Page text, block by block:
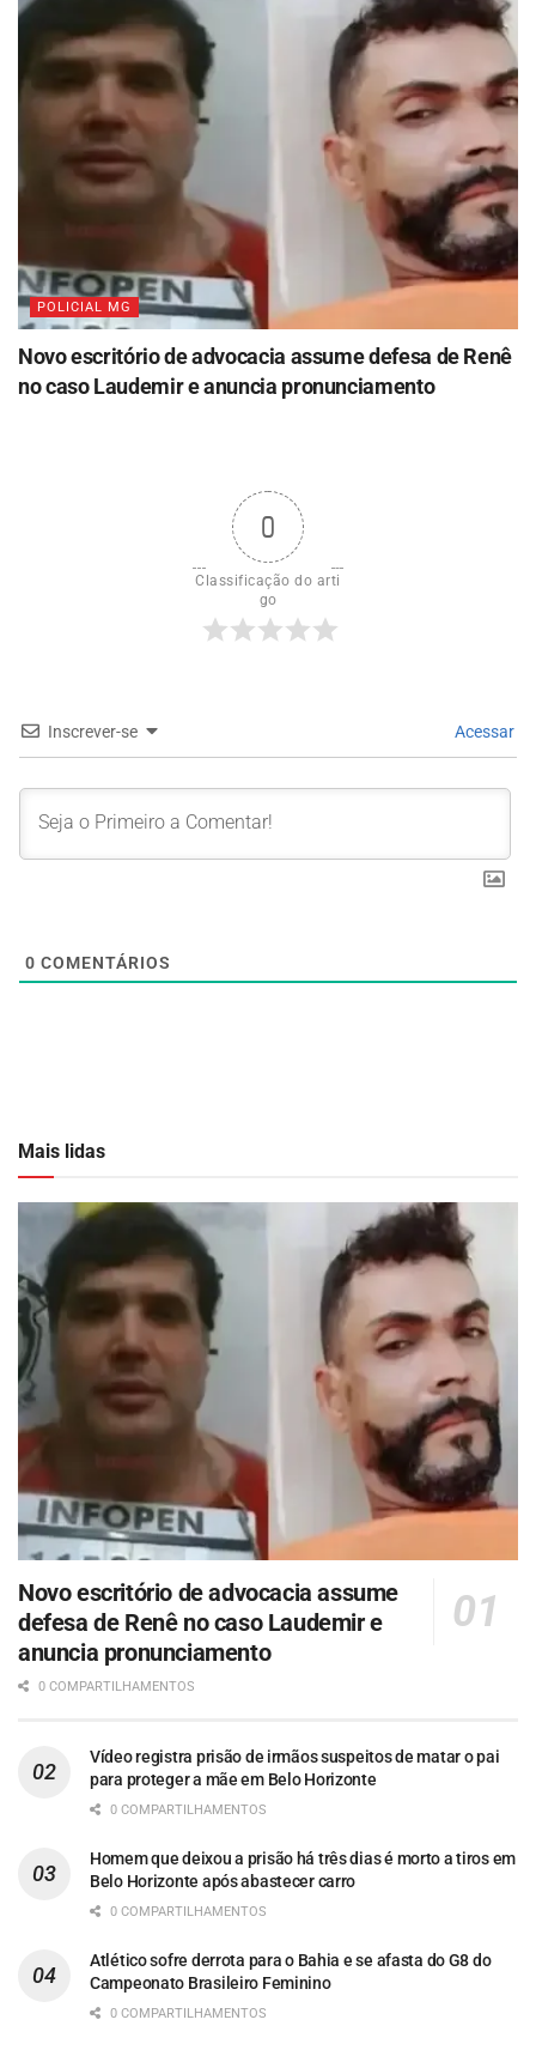
POLICIAL MG
Novo escritório de advocacia assume defesa de Renê
no caso Laudemir e anuncia pronunciamento
0
Classificação do arti
go
Inscrever-se Acessar
0 COMENTÁRIOS
Mais lidas
Novo escritório de advocacia assume
defesa de Renê no caso Laudemir e
anuncia pronunciamento
0 COMPARTILHAMENTOS
Vídeo registra prisão de irmãos suspeitos de matar o pai
para proteger a mãe em Belo Horizonte
0 COMPARTILHAMENTOS
Homem que deixou a prisão há três dias é morto a tiros em
Belo Horizonte após abastecer carro
0 COMPARTILHAMENTOS
Atlético sofre derrota para o Bahia e se afasta do G8 do
Campeonato Brasileiro Feminino
0 COMPARTILHAMENTOS